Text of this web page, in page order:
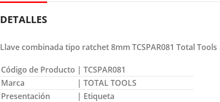
DETALLES
Llave combinada tipo ratchet 8mm TCSPAR081 Total Tools
Código de Producto | TCSPAR081
Marca
| TOTAL TOOLS
Presentación
| Etiqueta